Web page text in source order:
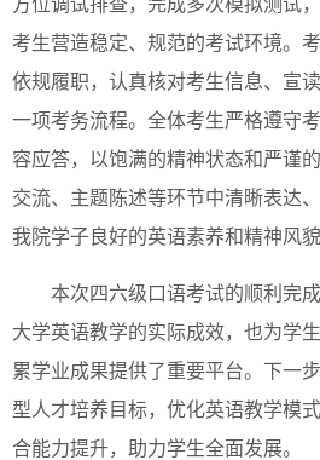
考生营造稳定、规范的考试环境。
依规履职，认真核对考生信息、宣
一项考务流程。全体考生严格遵守
容应答，以饱满的精神状态和严谨
交流、主题陈述等环节中清晰表达
我院学子良好的英语素养和精神风貌
本次四六级口语考试的顺利完
大学英语教学的实际成效，也为学
累学业成果提供了重要平台。下一
型人才培养目标，优化英语教学模
合能力提升，助力学生全面发展。